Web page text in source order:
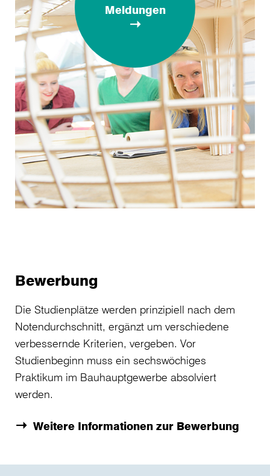
Meldungen
Bewerbung
Die Studienplätze werden prinzipiell nach dem
Notendurchschnitt, ergänzt um verschiedene
verbessernde Kriterien, vergeben. Vor
Studienbeginn muss ein sechswöchiges
Praktikum im Bauhauptgewerbe absolviert
werden.
Weitere Informationen zur Bewerbung